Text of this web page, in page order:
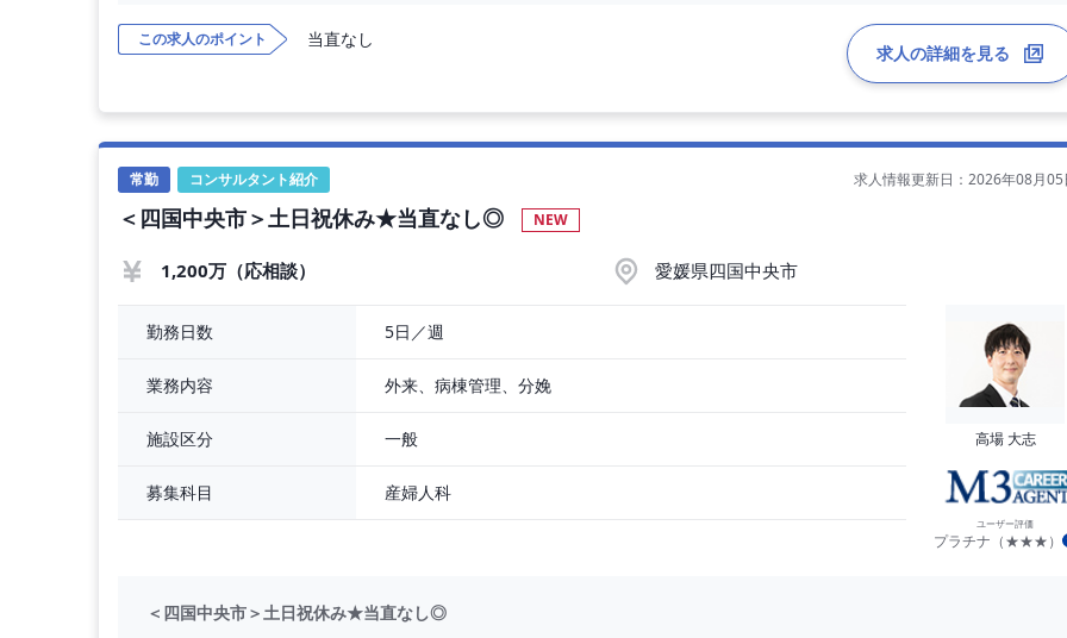
【勤務内容】
麻酔管理をお願いいたします。
◇ 年収 ： 1,200万円 程度（ご経験5年目目安）
◇ 勤務時間 ： 全日8：30～17：15
◇ 勤務日数 ： 5日／週
◇ 休日 ： 土曜日 日曜日 祝日
◇ 休暇 ： 有給休暇は就任半年後に10日付与
◇ 当直有無 ： 無
【募集科目】
◇ 麻酔科
この求人のポイント 当直なし
求人の詳細を見る
常勤 コンサルタント紹介 求人情報更新日：2026年08月05
＜四国中央市＞土日祝休み★当直なし◎ NEW
1,200万（応相談） 愛媛県四国中央市
勤務日数 5日／週
業務内容 外来、病棟管理、分娩
施設区分 一般
募集科目 産婦人科
高場 大志
ユーザー評価
プラチナ（★★★）
＜四国中央市＞土日祝休み★当直なし◎